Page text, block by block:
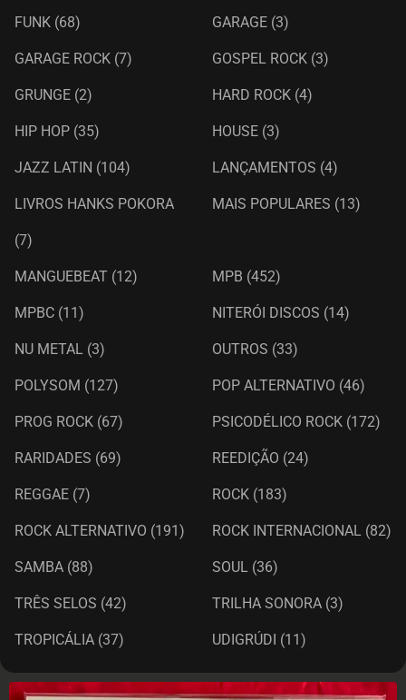
FUNK (68) GARAGE (3)
GARAGE ROCK (7) GOSPEL ROCK (3)
GRUNGE (2) HARD ROCK (4)
HIP HOP (35) HOUSE (3)
JAZZ LATIN (104) LANÇAMENTOS (4)
LIVROS HANKS POKORA
(7)
MAIS POPULARES (13)
MANGUEBEAT (12) MPB (452)
MPBC (11) NITERÓI DISCOS (14)
NU METAL (3) OUTROS (33)
POLYSOM (127) POP ALTERNATIVO (46)
PROG ROCK (67) PSICODÉLICO ROCK (172)
RARIDADES (69) REEDIÇÃO (24)
REGGAE (7) ROCK (183)
ROCK ALTERNATIVO (191) ROCK INTERNACIONAL (82)
SAMBA (88) SOUL (36)
TRÊS SELOS (42) TRILHA SONORA (3)
TROPICÁLIA (37) UDIGRÚDI (11)